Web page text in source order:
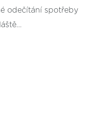
odečítání spotřeby